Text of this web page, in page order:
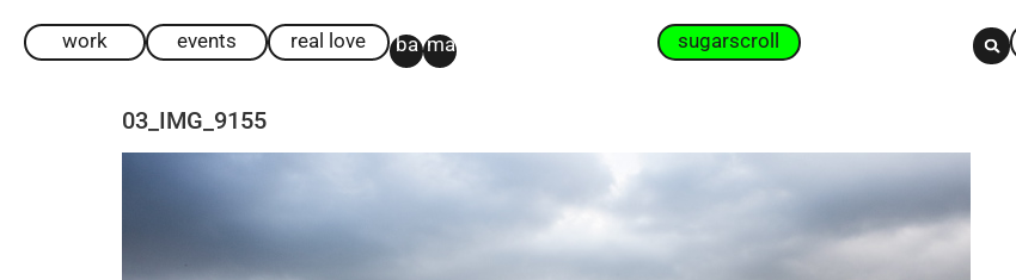
work events real love ba ma sugarscroll
03_IMG_9155